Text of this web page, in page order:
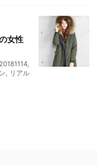
女性
,
, リアル